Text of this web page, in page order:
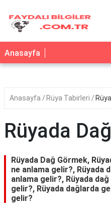
Anasayfa
Anasayfa Rüya Tabirleri
Rüyada
Rüyada Dağ Görmek,
ne anlama gelir?, Rüyada
anlama gelir?, Rüyada
gelir?, Rüyada dağlarda
gelir?